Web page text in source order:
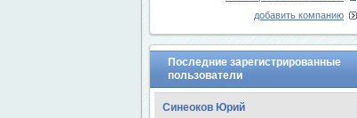
добавить компанию
Последние зарегистрированные
пользователи
Синеоков Юрий